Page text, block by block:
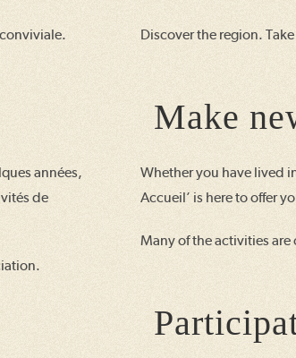
années,
de
Discover the region.
Make
Whether you have lived
Accueil’ is here to offer
Many of the activities